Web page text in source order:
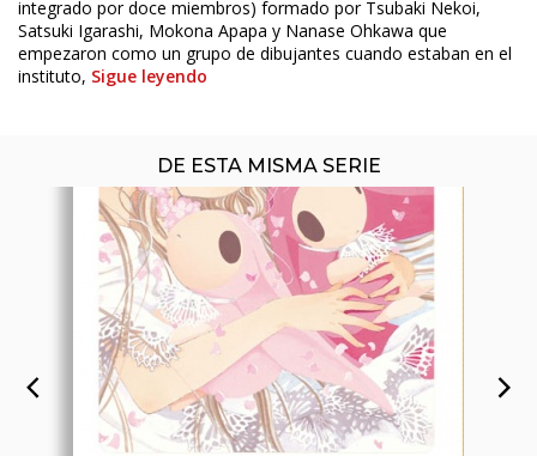
integrado por doce miembros) formado por Tsubaki Nekoi,
Satsuki Igarashi, Mokona Apapa y Nanase Ohkawa que
empezaron como un grupo de dibujantes cuando estaban en el
instituto, Sigue leyendo
DE ESTA MISMA SERIE